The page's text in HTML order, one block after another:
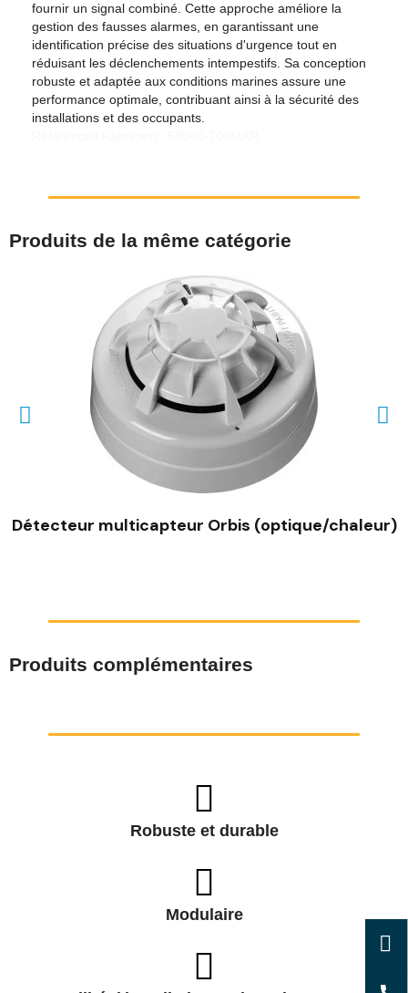
fournir un signal combiné. Cette approche améliore la
gestion des fausses alarmes, en garantissant une
identification précise des situations d'urgence tout en
réduisant les déclenchements intempestifs. Sa conception
robuste et adaptée aux conditions marines assure une
performance optimale, contribuant ainsi à la sécurité des
installations et des occupants.
Produits de la même catégorie
Détecteur multicapteur Orbis (optique/chaleur)
Produits complémentaires
Robuste et durable
Modulaire